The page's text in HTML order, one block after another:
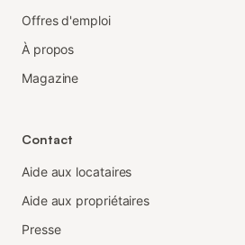
Offres d'emploi
À propos
Magazine
Contact
Aide aux locataires
Aide aux propriétaires
Presse